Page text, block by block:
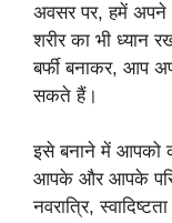
अवसर पर, हमें
शरीर का भी ध्यान
बर्फी बनाकर, आप
सकते हैं।
इसे बनाने में आपको
आपके और आपके
नवरात्रि,